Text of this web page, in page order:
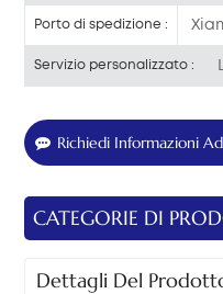
Porto di spedizione :
Servizio personalizzato :
Richiedi Informazioni
CATEGORIE DI
Dettagli Del